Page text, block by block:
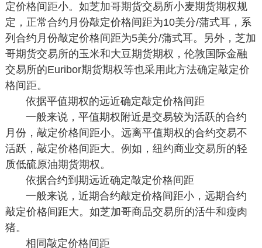
定价格间距小。如芝加哥期货交易所小麦期货期权规
定，正常合约月份敲定价格间距为10美分/蒲式耳，系
列合约月份敲定价格间距为5美分/蒲式耳。另外，芝加
哥期货交易所的玉米和大豆期货期权，伦敦国际金融
交易所的Euribor期货期权等也采用此方法确定敲定价
格间距。
依据平值期权的远近确定敲定价格间距
一般来说，平值期权附近是交易较为活跃的合约
月份，敲定价格间距小。远离平值期权的合约交易不
活跃，敲定价格间距大。例如，纽约商业交易所的轻
质低硫原油期货期权。
依据合约到期远近确定敲定价格间距
一般来说，近期合约敲定价格间距小，远期合约
敲定价格间距大。如芝加哥商品交易所的活牛和瘦肉
猪。
相同敲定价格间距